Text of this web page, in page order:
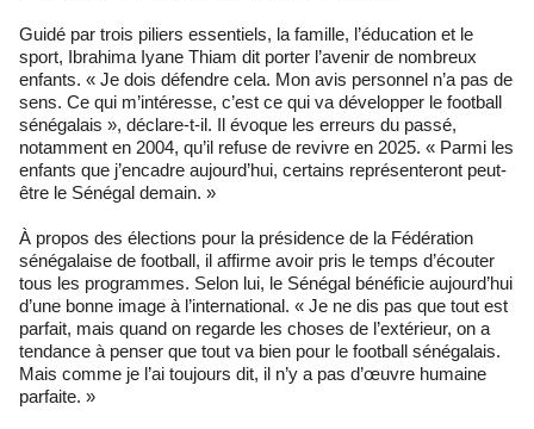
Guidé par trois piliers essentiels, la famille, l’éducation et le
sport, Ibrahima Iyane Thiam dit porter l’avenir de nombreux
enfants. « Je dois défendre cela. Mon avis personnel n’a pas de
sens. Ce qui m’intéresse, c’est ce qui va développer le football
sénégalais », déclare-t-il. Il évoque les erreurs du passé,
notamment en 2004, qu’il refuse de revivre en 2025. « Parmi les
enfants que j’encadre aujourd’hui, certains représenteront peut-
être le Sénégal demain. »
À propos des élections pour la présidence de la Fédération
sénégalaise de football, il affirme avoir pris le temps d’écouter
tous les programmes. Selon lui, le Sénégal bénéficie aujourd’hui
d’une bonne image à l’international. « Je ne dis pas que tout est
parfait, mais quand on regarde les choses de l’extérieur, on a
tendance à penser que tout va bien pour le football sénégalais.
Mais comme je l’ai toujours dit, il n’y a pas d’œuvre humaine
parfaite. »